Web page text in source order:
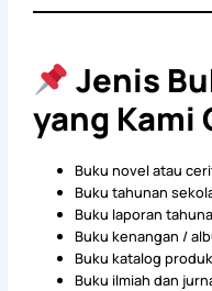
Jenis
yang Kami
Buku novel atau
Buku tahunan
Buku laporan
Buku kenangan /
Buku katalog produk
Buku ilmiah dan